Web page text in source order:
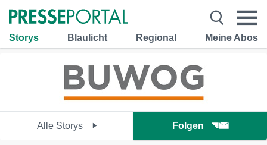
Storys Blaulicht Regional Meine Abos
Alle Storys Folgen